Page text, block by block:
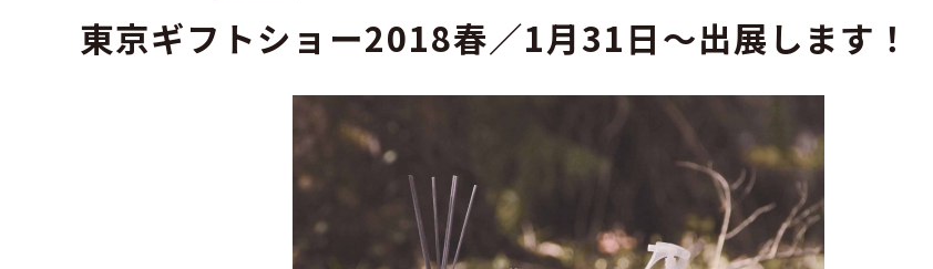
東京ギフトショー2018春／1月31日～出展します！